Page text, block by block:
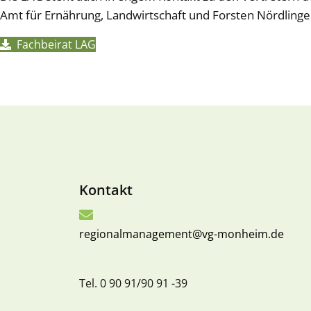
Amt für Ernährung, Landwirtschaft und Forsten
Fachbeirat LAG
Kontakt
regionalmanagement@vg-monheim.de
Tel. 0 90 91/90 91 -39